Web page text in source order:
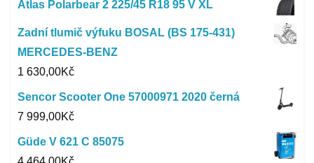
Atlas Polarbear 2 225/45 R18 95 V XL
Zadní tlumič výfuku BOSAL (BS 175-431)
MERCEDES-BENZ
1 630,00Kč
Sencor Scooter One 57000971 2020 černá
7 999,00Kč
Güde V 621 C 85075